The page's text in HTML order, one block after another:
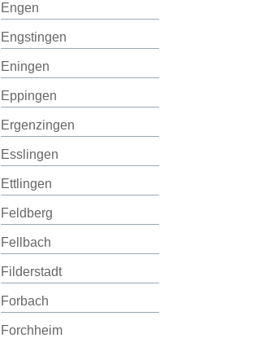
Engen
Engstingen
Eningen
Eppingen
Ergenzingen
Esslingen
Ettlingen
Feldberg
Fellbach
Filderstadt
Forbach
Forchheim